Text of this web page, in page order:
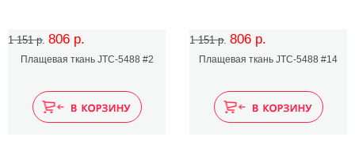
1 151 р. 806 р.
Плащевая ткань JTC-5488 #2
1 151 р. 806 р.
Плащевая ткань JTC-5488 #14